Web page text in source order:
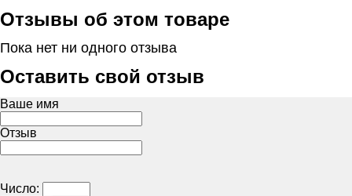
Отзывы об этом товаре
Пока нет ни одного отзыва
Оставить свой отзыв
Ваше имя
Отзыв
Число: